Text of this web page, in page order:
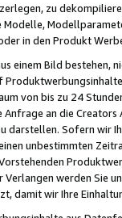
zu
in den Produkt
einem Bild bestehen,
von bis zu 24
an die
darstellen. Sofern wir
unbestimmten
werden Sie
damit wir Ihre